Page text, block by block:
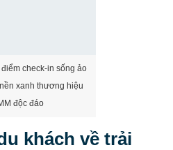
check-in sống ảo
xanh thương hiệu
độc đáo
khách về trải